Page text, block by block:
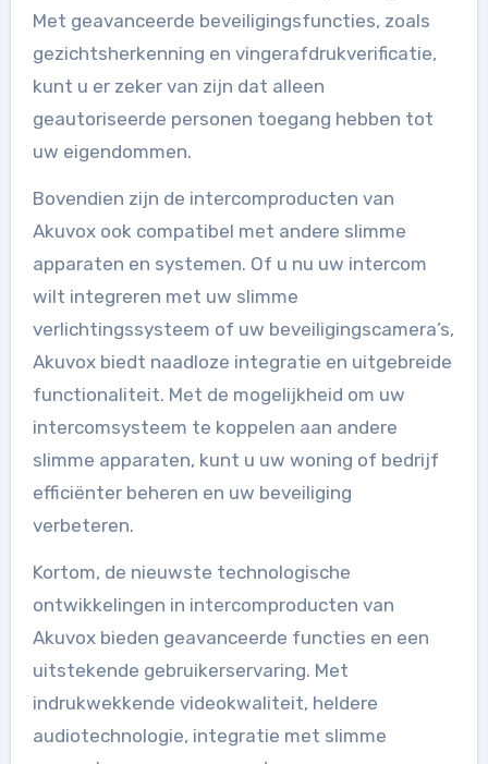
Met geavanceerde beveiligingsfuncties, zoals
gezichtsherkenning en vingerafdrukverificatie,
kunt u er zeker van zijn dat alleen
geautoriseerde personen toegang hebben tot
uw eigendommen.
Bovendien zijn de intercomproducten van
Akuvox ook compatibel met andere slimme
apparaten en systemen. Of u nu uw intercom
wilt integreren met uw slimme
verlichtingssysteem of uw beveiligingscamera’s,
Akuvox biedt naadloze integratie en uitgebreide
functionaliteit. Met de mogelijkheid om uw
intercomsysteem te koppelen aan andere
slimme apparaten, kunt u uw woning of bedrijf
efficiënter beheren en uw beveiliging
verbeteren.
Kortom, de nieuwste technologische
ontwikkelingen in intercomproducten van
Akuvox bieden geavanceerde functies en een
uitstekende gebruikerservaring. Met
indrukwekkende videokwaliteit, heldere
audiotechnologie, integratie met slimme